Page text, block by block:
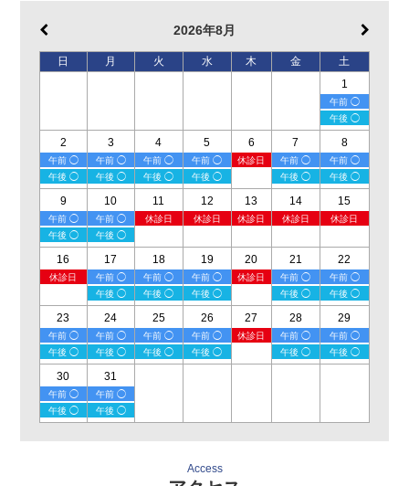
2026年8月
日 月 火 水 木 金
土
1
午前 ◯
午後 ◯
2
午前 ◯
午後 ◯
3
午前 ◯
午後 ◯
4
午前 ◯
午後 ◯
5
午前 ◯
午後 ◯
6
休診日
7
午前 ◯
午後 ◯
8
午前 ◯
午後 ◯
9
午前 ◯
午後 ◯
10
午前 ◯
午後 ◯
11
休診日
12
休診日
13
休診日
14
休診日
15
休診日
16
休診日
17
午前 ◯
午後 ◯
18
午前 ◯
午後 ◯
19
午前 ◯
午後 ◯
20
休診日
21
午前 ◯
午後 ◯
22
午前 ◯
午後 ◯
23
午前 ◯
午後 ◯
24
午前 ◯
午後 ◯
25
午前 ◯
午後 ◯
26
午前 ◯
午後 ◯
27
休診日
28
午前 ◯
午後 ◯
29
午前 ◯
午後 ◯
30
午前 ◯
午後 ◯
31
午前 ◯
午後 ◯
Access